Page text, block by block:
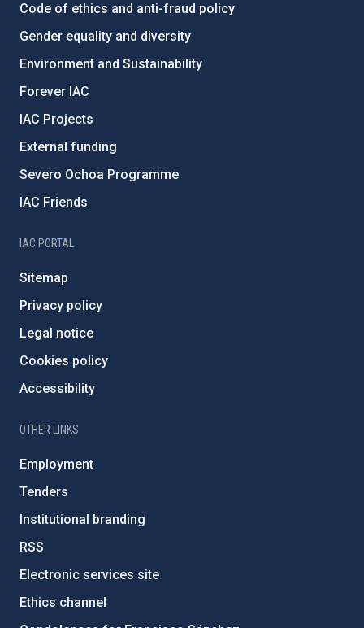
Code of ethics and anti-fraud policy
Gender equality and diversity
Environment and Sustainability
Forever IAC
IAC Projects
External funding
Severo Ochoa Programme
IAC Friends
IAC PORTAL
Sitemap
Privacy policy
Legal notice
Cookies policy
Accessibility
OTHER LINKS
Employment
Tenders
Institutional branding
RSS
Electronic services site
Ethics channel